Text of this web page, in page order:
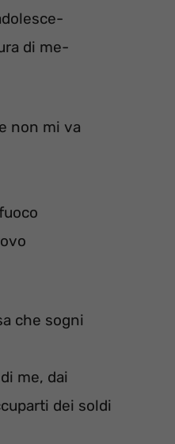
di me-
non mi va
che sogni
me, dai
dei soldi